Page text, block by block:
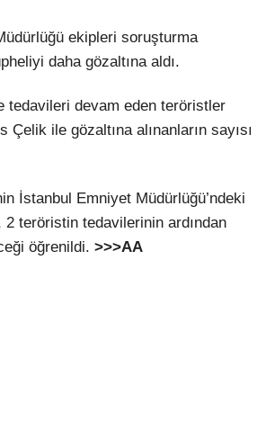
ekipleri soruşturma
daha gözaltına aldı.
tedavileri devam eden teröristler
ile gözaltına alınanların sayısı
İstanbul Emniyet Müdürlüğü’ndeki
teröristin tedavilerinin ardından
öğrenildi. >>>AA